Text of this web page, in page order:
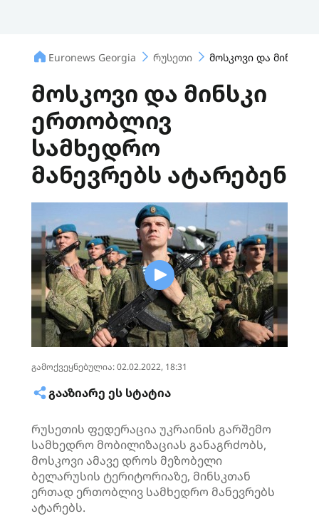
Euronews Georgia რუსეთი მოსკოვი და მინსკი
მოსკოვი და მინსკი
ერთობლივ
სამხედრო
მანევრებს ატარებენ
გამოქვეყნებულია: 02.02.2022, 18:31
ᲒᲐᲐᲖᲘᲐᲠᲔ ᲔᲡ ᲡᲢᲐᲢᲘᲐ
რუსეთის ფედერაცია უკრაინის გარშემო
სამხედრო მობილიზაციას განაგრძობს,
მოსკოვი ამავე დროს მეზობელი
ბელარუსის ტერიტორიაზე, მინსკთან
ერთად ერთობლივ სამხედრო მანევრებს
ატარებს.